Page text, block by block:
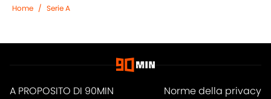
Home / Serie A
A PROPOSITO DI 90MIN
Norme della privacy